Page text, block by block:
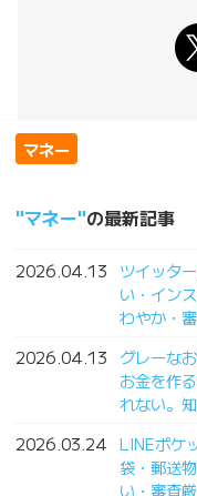
マネー
マネー の最新記事
2026.04.13
ツイッタ
い・イン
わやか・
2026.04.13
グレーな
お金を作
れない。
2026.03.24 LINEポケ
袋・郵送
い・審査